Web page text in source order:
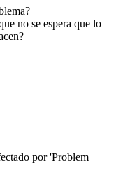
no se espera que lo
por 'Problem